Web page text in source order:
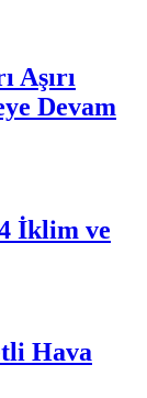
Aşırı
Devam
İklim ve
Hava